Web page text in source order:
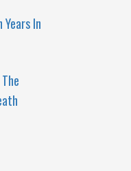
Years In
The